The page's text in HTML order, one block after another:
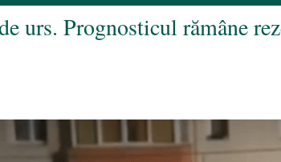
urs. Prognosticul rămâne